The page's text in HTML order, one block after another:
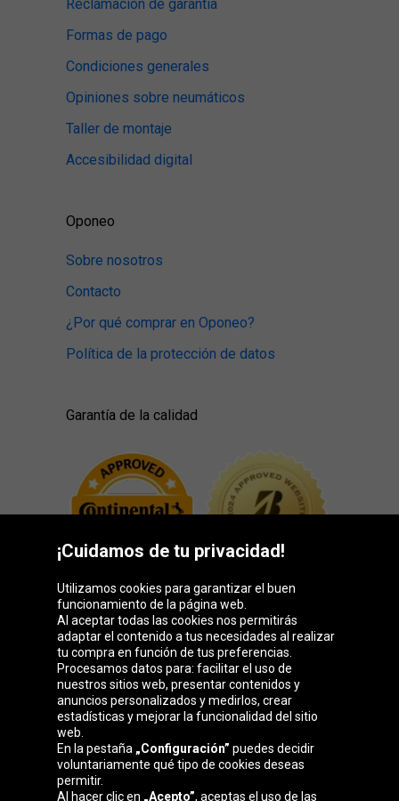
Reclamación de garantía
Formas de pago
Condiciones generales
Opiniones sobre neumáticos
Taller de montaje
Accesibilidad digital
Oponeo
Sobre nosotros
Contacto
¿Por qué comprar en Oponeo?
Política de la protección de datos
Garantía de la calidad
Grupo Oponeo
Belgique
republika
¡Cuidamos de tu privacidad!
Utilizamos cookies para garantizar el buen
funcionamiento de la página web.
Al aceptar todas las cookies nos permitirás
adaptar el contenido a tus necesidades al realizar
tu compra en función de tus preferencias.
Procesamos datos para: facilitar el uso de
nuestros sitios web, presentar contenidos y
anuncios personalizados y medirlos, crear
estadísticas y mejorar la funcionalidad del sitio
web.
En la pestaña „Configuración” puedes decidir
voluntariamente qué tipo de cookies deseas
permitir.
Al hacer clic en „Acepto”, aceptas el uso de las